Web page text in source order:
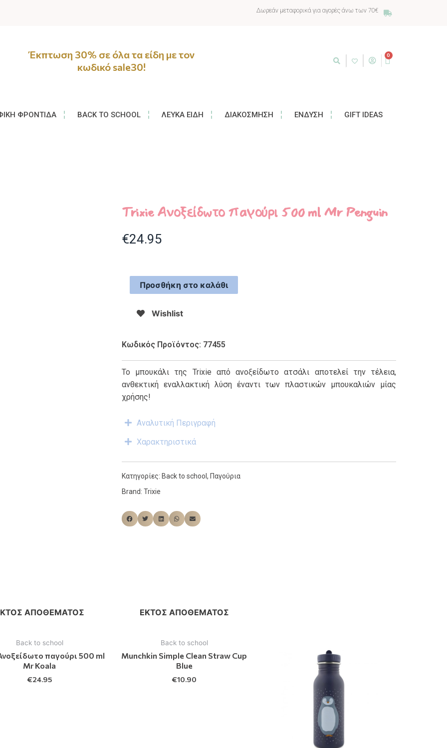
Δωρεάν μεταφορικά για αγορές άνω των 70€
Έκπτωση 30% σε όλα τα είδη με τον
κωδικό sale30!
0
ΦΡΟΝΤΊΔΑ BACK TO SCHOOL ΛΕΥΚΆ ΕΊΔΗ ΔΙΑΚΌΣΜΗΣΗ ΈΝΔΥΣΗ GIFT IDEAS
Trixie Ανοξείδωτο παγούρι 500 ml Mr Penguin
€24.95
Προσθήκη στο καλάθι
Wishlist
Κωδικός Προϊόντος: 77455
Το μπουκάλι της Trixie από ανοξείδωτο ατσάλι αποτελεί την τέλεια,
ανθεκτική εναλλακτική λύση έναντι των πλαστικών μπουκαλιών μίας
χρήσης!
Αναλυτική Περιγραφή
Χαρακτηριστικά
Κατηγορίες: Back to school , Παγούρια
Brand: Trixie
ΑΠΟΘΈΜΑΤΟΣ
Back to school
παγούρι 500 ml
Mr Koala
€24.95
ΕΚΤΌΣ ΑΠΟΘΈΜΑΤΟΣ
Back to school
Munchkin Simple Clean Straw Cup
Blue
€10.90